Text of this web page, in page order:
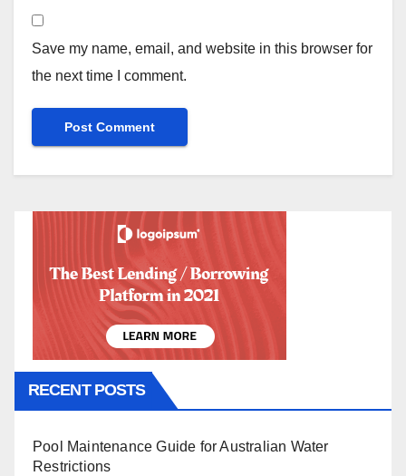
Save my name, email, and website in this browser for
the next time I comment.
RECENT POSTS
Pool Maintenance Guide for Australian Water
Restrictions